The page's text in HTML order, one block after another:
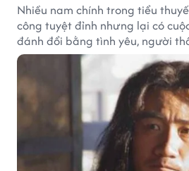
Nhiều nam chính trong tiểu
công tuyệt đỉnh nhưng lại có
đánh đổi bằng tình yêu, người
khiến độc giả không khỏi tiếc